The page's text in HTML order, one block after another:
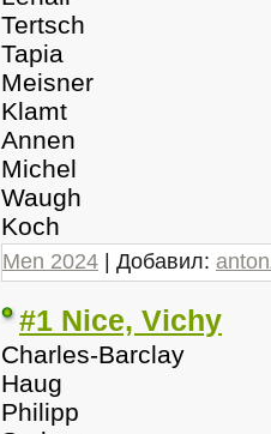
Tertsch
Tapia
Meisner
Klamt
Annen
Michel
Waugh
Koch
Men 2024 | Добавил:
#1 Nice, Vichy
Charles-Barclay
Haug
Philipp